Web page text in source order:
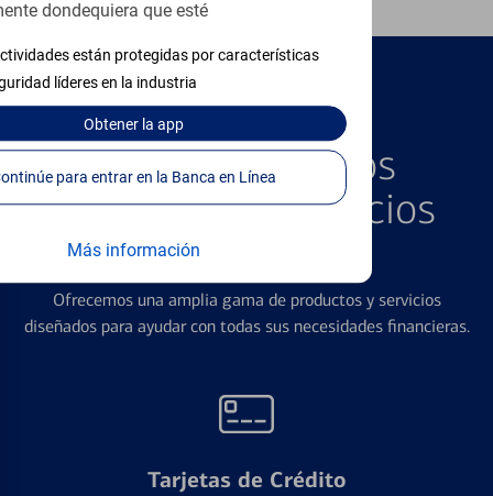
dondequiera que esté
están protegidas por características
líderes en la industria
Obtenerla app
Continúe para entrar en la Banca en Línea
Más información
PRODUCTOS DESTACADOS
Explore Nuestros
Productos y Servicios
Destacados
Ofrecemos una amplia gama de productos y servicios
diseñados para ayudar con todas sus necesidades financieras.
Tarjetas de Crédito